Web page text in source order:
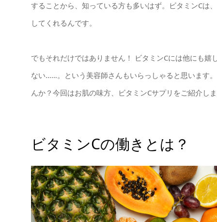
することから、知っている方も多いはず。ビタミンCは
してくれるんです。
でもそれだけではありません！ ビタミンCには他にも
ない……。という美容師さんもいらっしゃると思います
んか？今回はお肌の味方、ビタミンCサプリをご紹介し
ビタミンCの働きとは？